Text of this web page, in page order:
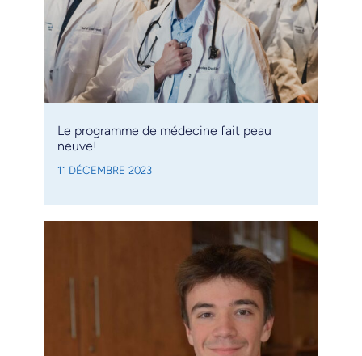
Le programme de médecine fait peau
neuve!
11 DÉCEMBRE 2023